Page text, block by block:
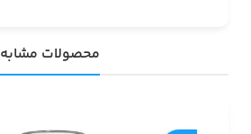
محصولات مشابه